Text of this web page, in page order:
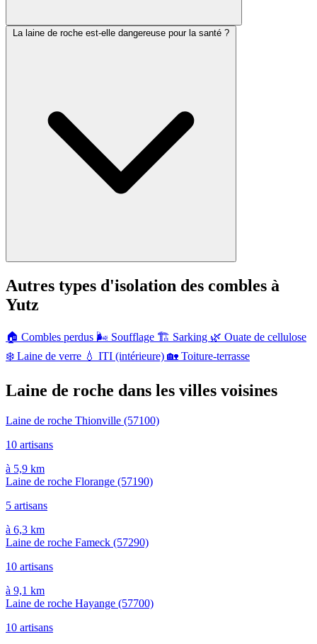
La laine de roche est-elle dangereuse pour la santé ?
Autres types d'isolation des combles à
Yutz
🏠 Combles perdus 🌬️ Soufflage 🏗️ Sarking 🌿 Ouate de cellulose
❄️ Laine de verre 💧 ITI (intérieure) 🏡 Toiture-terrasse
Laine de roche dans les villes voisines
Laine de roche Thionville (57100)
10 artisans
à 5,9 km
Laine de roche Florange (57190)
5 artisans
à 6,3 km
Laine de roche Fameck (57290)
10 artisans
à 9,1 km
Laine de roche Hayange (57700)
10 artisans